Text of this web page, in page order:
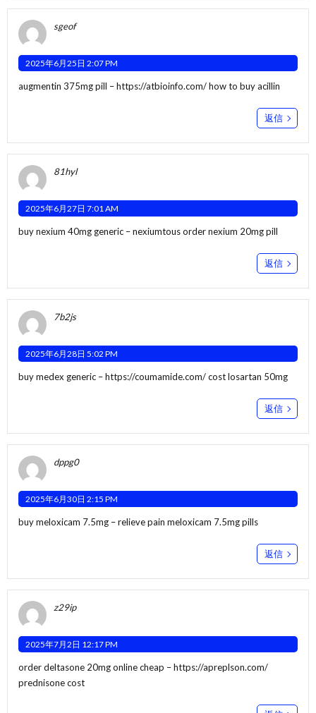
sgeof
2025年6月25日 2:07 PM
augmentin 375mg pill –https://atbioinfo.com/how to buy acillin
返信
81hyl
2025年6月27日 7:01 AM
buy nexium 40mg generic –nexiumtousorder nexium 20mg pill
返信
7b2js
2025年6月28日 5:02 PM
buy medex generic –https://coumamide.com/cost losartan 50mg
返信
dppg0
2025年6月30日 2:15 PM
buy meloxicam 7.5mg –relieve pain meloxicam 7.5mg pills
返信
z29ip
2025年7月2日 12:17 PM
order deltasone 20mg online cheap –https://apreplson.com/
prednisone cost